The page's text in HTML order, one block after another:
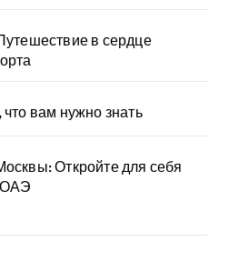
в сердце
вам нужно знать
Откройте для себя
ОАЭ